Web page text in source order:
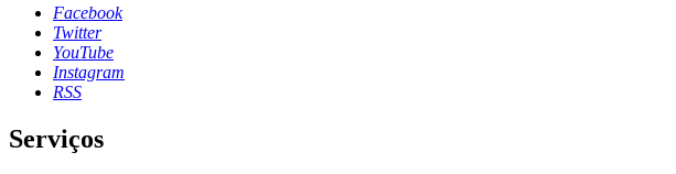
Facebook
Twitter
YouTube
Instagram
RSS
Serviços